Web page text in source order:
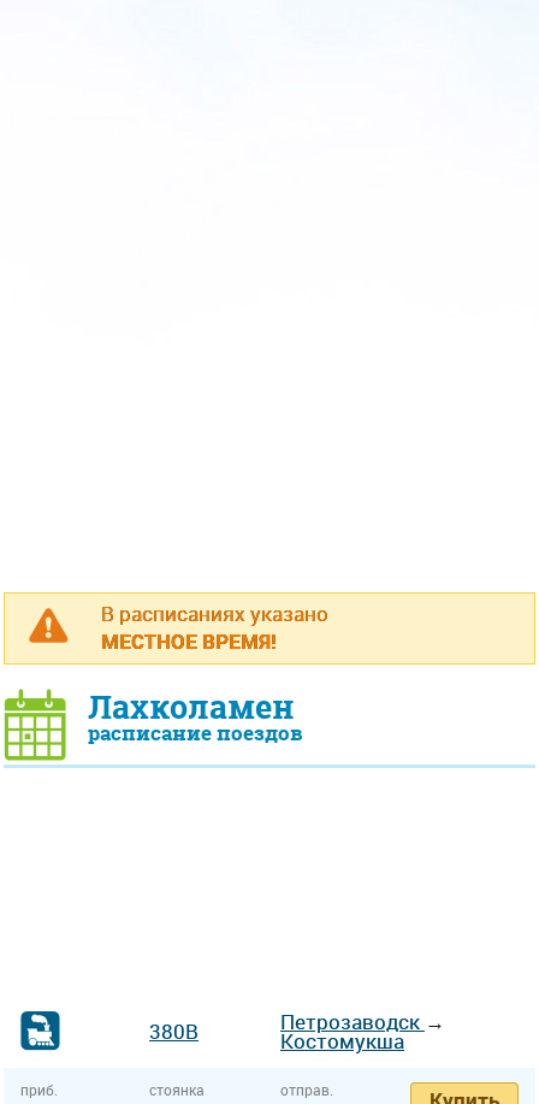
В расписаниях указано
МЕСТНОЕ ВРЕМЯ!
Лахколамен
расписание поездов
380В Петрозаводск →
Костомукша
приб. стоянка отправ.